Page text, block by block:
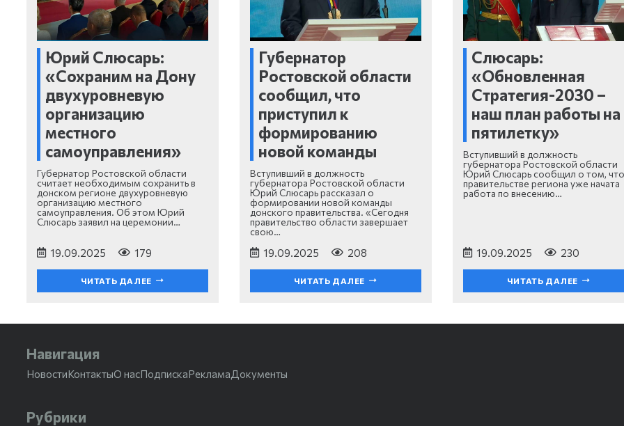
Юрий Слюсарь:
«Сохраним на Дону
двухуровневую
организацию
местного
самоуправления»
Губернатор Ростовской области
считает необходимым сохранить в
донском регионе двухуровневую
организацию местного
самоуправления. Об этом Юрий
Слюсарь заявил на церемонии…
19.09.2025 179
ЧИТАТЬ ДАЛЕЕ
Губернатор
Ростовской области
сообщил, что
приступил к
формированию
новой команды
Вступивший в должность
губернатора Ростовской области
Юрий Слюсарь рассказал о
формировании новой команды
донского правительства. «Сегодня
правительство области завершает
свою…
19.09.2025 208
ЧИТАТЬ ДАЛЕЕ
Слюсарь:
«Обновленная
Стратегия-2030 –
наш план работы на
пятилетку»
Вступивший в должность
губернатора Ростовской области
Юрий Слюсарь сообщил о том,
правительстве региона уже начата
работа по внесению…
19.09.2025 230
ЧИТАТЬ ДАЛЕЕ
Навигация
НовостиКонтактыО насПодпискаРекламаДокументы
Рубрики